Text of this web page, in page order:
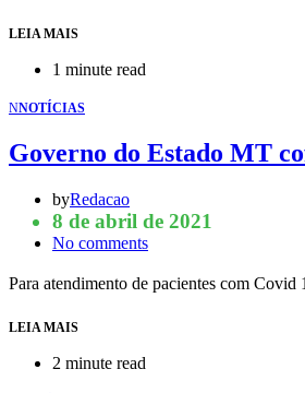
LEIA MAIS
1 minute read
NNOTÍCIAS
Governo do Estado MT
byRedacao
8 de abril de 2021
No comments
Para atendimento de pacientes com
LEIA MAIS
2 minute read